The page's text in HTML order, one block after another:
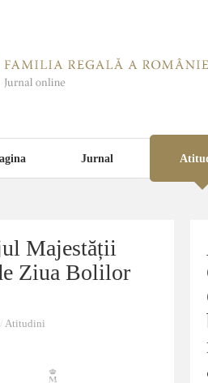
Jurnal
Majestății
Ziua Bolilor
Atitudini
Majestății
Ziua Bolilor
Atitudini